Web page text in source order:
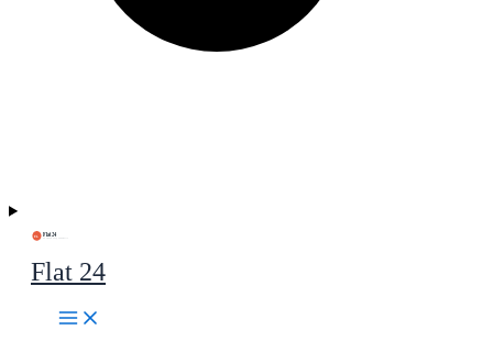
Flat 24